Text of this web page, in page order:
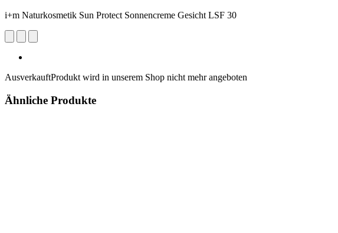
i+m Naturkosmetik Sun Protect Sonnencreme Gesicht LSF 30
AusverkauftProdukt wird in unserem Shop nicht mehr angeboten
Ähnliche Produkte